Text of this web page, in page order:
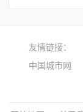
友情链接：
中国城市网